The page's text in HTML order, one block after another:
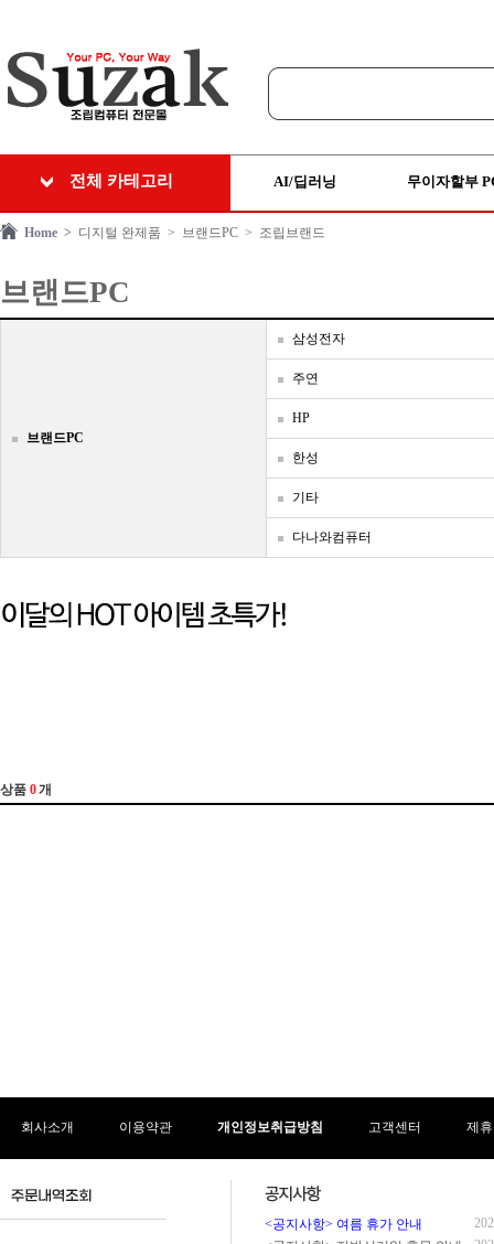
전체 카테고리 AI/딥러닝 무이자할부
Home > 디지털 완제품 > 브랜드PC > 조립브랜드
브랜드PC
브랜드PC
삼성전자
주연
HP
한성
기타
다나와컴퓨터
회사소개 이용약관 개인정보취급방침 고객센터 제
<공지사항> 여름 휴가 안내